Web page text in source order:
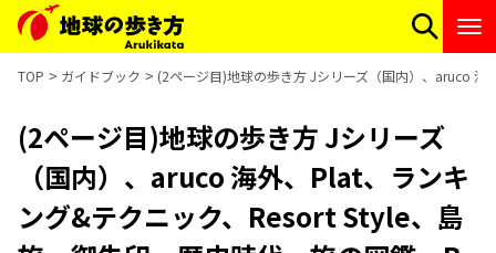
TOP ガイドブック (2ページ目)地球の歩き方 Jシリーズ（国内）、aruco 海
(2ページ目)地球の歩き方 Jシリーズ
（国内）、aruco 海外、Plat、ランキ
ング&テクニック、Resort Style、島